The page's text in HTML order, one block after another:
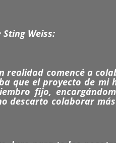
Weiss:
realidad comencé a
que el proyecto de mi
fijo,
descarto colaborar